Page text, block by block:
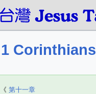
1 Corinthians
《 第十一章